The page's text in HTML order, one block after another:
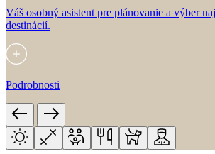
Váš osobný asistent pre plánovanie a výber
destinácií.
Podrobnosti